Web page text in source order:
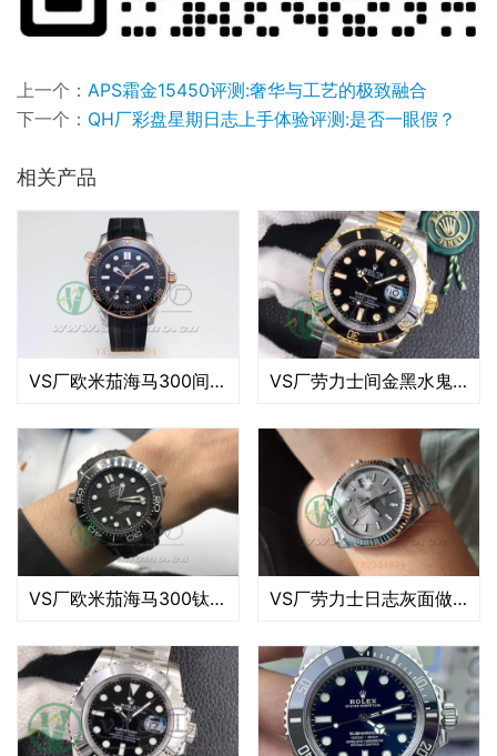
上一个： APS霜金15450评测:奢华与工艺的极致融合​
下一个： QH厂彩盘星期日志上手体验评测:是否一眼假？​
相关产品
VS厂欧米茄海马300间玫瑰金黑盘做工评测 VS厂劳力士间金黑水鬼细节如何（VS厂间金黑水鬼值得入手吗）
VS厂欧米茄海马300钛陶瓷黑暗骑士做工如何（VS海马300黑暗骑士怎么样） VS厂劳力士日志灰面做工评测（VS厂日志灰色面质量怎么样）